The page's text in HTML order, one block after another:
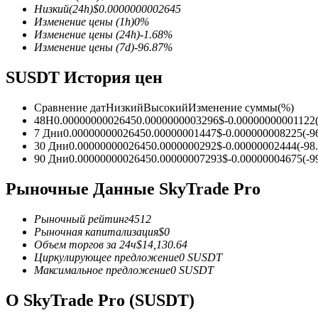
Криптовалютные фьючерсы
TradFi
Деривативы на акции, форекс, драгоценные металлы и
USDC фьючерсы
Низкий(24h)$0.0000000002645
Изменение цены (1h)0%
Изменение цены (24h)-1.68%
Изменение цены (7d)-96.87%
SUSDT История цен
Сравнение датНизкийВысокийИзменение суммы(%)
48H0.00000000026450.0000000003296$-0.00000000001122(
7 Дни0.00000000026450.00000001447$-0.000000008225(-
30 Дни0.00000000026450.0000000292$-0.00000002444(-
90 Дни0.00000000026450.00000007293$-0.00000004675(-
Рыночные Данные SkyTrade Pro
Рыночный рейтинг4512
Рыночная капитализация$0
Объем торгов за 24ч$14,130.64
Циркулирующее предложение0 SUSDT
Максимальное предложение0 SUSDT
О SkyTrade Pro (SUSDT)